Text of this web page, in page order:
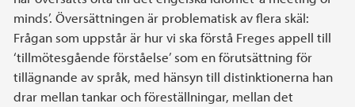
minds’. Översättningen är problematisk av flera skäl:
Frågan som uppstår är hur vi ska förstå Freges appell till
‘tillmötesgående förståelse’ som en förutsättning för
tillägnande av språk, med hänsyn till distinktionerna han
drar mellan tankar och föreställningar, mellan det